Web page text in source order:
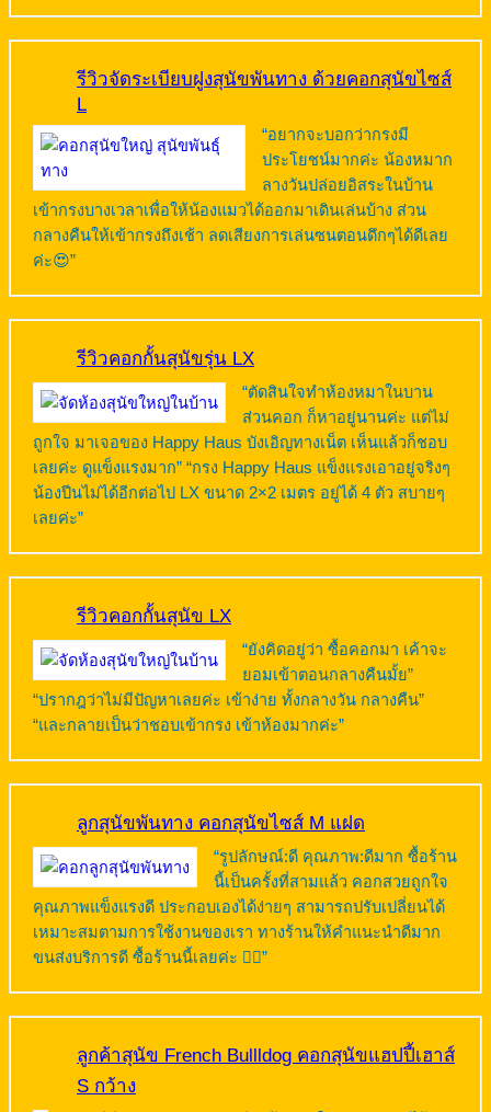
รีวิวจัดระเบียบฝูงสุนัขพันทาง ด้วยคอกสุนัขไซส์
L
“อยากจะบอกว่ากรงมี
ประโยชน์มากค่ะ น้องหมาก
ลางวันปล่อยอิสระในบ้าน
เข้ากรงบางเวลาเพื่อให้น้องแมวได้ออกมาเดินเล่นบ้าง ส่วน
กลางคืนให้เข้ากรงถึงเช้า ลดเสียงการเล่นซนตอนดึกๆได้ดีเลย
ค่ะ😍”
รีวิวคอกกั้นสุนัขรุ่น LX
“ตัดสินใจทำห้องหมาในบาน
ส่วนคอก ก็หาอยู่นานค่ะ แต่ไม่
ถูกใจ มาเจอของ Happy Haus บังเอิญทางเน็ต เห็นแล้วก็ชอบ
เลยค่ะ ดูแข็งแรงมาก” “กรง Happy Haus แข็งแรงเอาอยู่จริงๆ
น้องปีนไม่ได้อีกต่อไป LX ขนาด 2×2 เมตร อยู่ได้ 4 ตัว สบายๆ
เลยค่ะ”
รีวิวคอกกั้นสุนัข LX
“ยังคิดอยู่ว่า ซื้อคอกมา เค้าจะ
ยอมเข้าตอนกลางคืนมั้ย”
“ปรากฎว่าไม่มีปัญหาเลยค่ะ เข้าง่าย ทั้งกลางวัน กลางคืน”
“และกลายเป็นว่าชอบเข้ากรง เข้าห้องมากค่ะ”
ลูกสุนัขพันทาง คอกสุนัขไซส์ M แฝด
“รูปลักษณ์:ดี คุณภาพ:ดีมาก ซื้อร้าน
นี้เป็นครั้งที่สามแล้ว คอกสวยถูกใจ
คุณภาพแข็งแรงดี ประกอบเองได้ง่ายๆ สามารถปรับเปลี่ยนได้
เหมาะสมตามการใช้งานของเรา ทางร้านให้คำแนะนำดีมาก
ขนส่งบริการดี ซื้อร้านนี้เลยค่ะ 👍🏻”
ลูกค้าสุนัข French Bullldog คอกสุนัขแฮปปี้เฮาส์
S กว้าง